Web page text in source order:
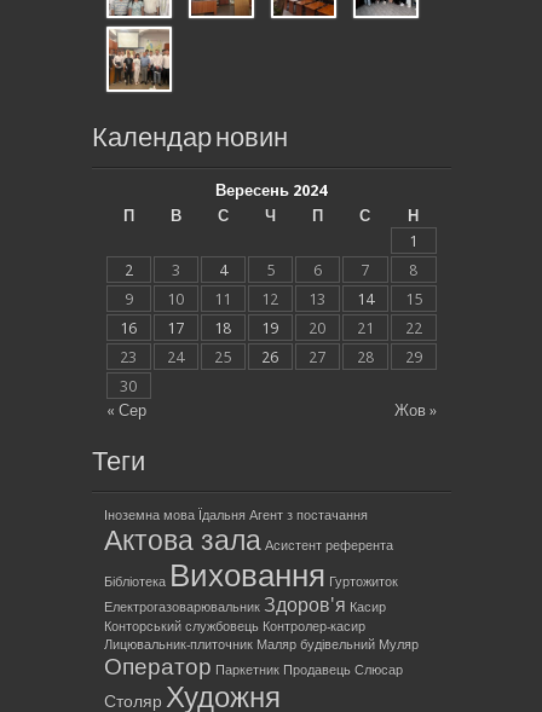
Календар новин
Вересень 2024
П
В С Ч П С Н
« Сер Жов »
1
2
3 4 5 6 7
8
9
10 11 12 13 14
15
16
17 18 19 20 21
22
23
24 25 26 27 28
29
30
Теги
Іноземна мова Їдальня Агент з постачання
Актова зала Асистент референта
Бібліотека Виховання Гуртожиток
Електрогазоварювальник Здоров'я Касир
Конторський службовець Контролер-касир
Лицювальник-плиточник Маляр будівельний Муляр
Оператор Паркетник Продавець Слюсар
Столяр Художня